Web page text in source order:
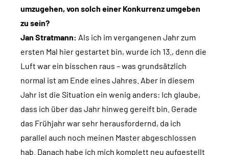
umzugehen, von solch einer Konkurrenz umgeben
zu sein?
Jan Stratmann: Als ich im vergangenen Jahr zum
ersten Mal hier gestartet bin, wurde ich 13., denn die
Luft war ein bisschen raus – was grundsätzlich
normal ist am Ende eines Jahres. Aber in diesem
Jahr ist die Situation ein wenig anders: Ich glaube,
dass ich über das Jahr hinweg gereift bin. Gerade
das Frühjahr war sehr herausfordernd, da ich
parallel auch noch meinen Master abgeschlossen
hab. Danach habe ich mich komplett neu aufgestellt